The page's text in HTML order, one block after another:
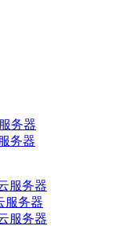
务器
务器
服务器
服务器
服务器